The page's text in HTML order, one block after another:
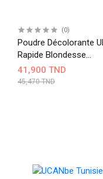
(0)
Poudre Décolorante
Rapide Blondesse
INEBRYA
41,900 TND
45,470 TND